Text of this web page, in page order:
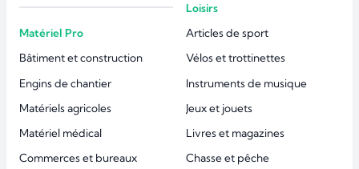
Matériel Pro
Bâtiment et construction
Engins de chantier
Matériels agricoles
Matériel médical
Commerces et bureaux
Loisirs
Articles de sport
Vélos et trottinettes
Instruments de musique
Jeux et jouets
Livres et magazines
Chasse et pêche